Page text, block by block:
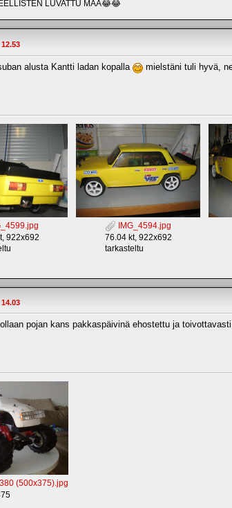
LUVATTU MAA😂😂
alusta Kantti ladan kopalla mielstäni tuli hyvä,
922x692
IMG_4594.jpg
76.04 kt, 922x692
tarkasteltu
pojan kans pakkaspäivinä ehostettu ja
(500x375).jpg